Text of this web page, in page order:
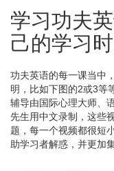
学习功夫
己的学习
功夫英语的每一课当中
明，比如下图的2或3等
辅导由国际心理大师、
先生用中文录制，这些
题，每一个视频都很短
助学习者解惑，并更加